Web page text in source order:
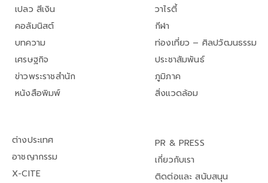
เปลว สีเงิน
คอลัมนิสต์
บทความ
เศรษฐกิจ
ข่าวพระราชสำนัก
หนังสือพิมพ์
วาไรตี้
กีฬา
ท่องเที่ยว – ศิลปวัฒนธรรม
ประชาสัมพันธ์
ภูมิภาค
สิ่งแวดล้อม
ต่างประเทศ
อาชญากรรม
X-CITE
PR & PRESS
เกี่ยวกับเรา
ติดต่อและ สนับสนุน